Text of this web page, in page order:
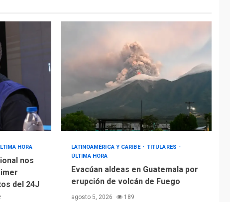
HORA
nos
del 24J
LATINOAMÉRICA Y CARIBE
TITULARES
ÚLTIMA HORA
Evacúan aldeas en Guatemala por
erupción de volcán de Fuego
agosto 5, 2026 189